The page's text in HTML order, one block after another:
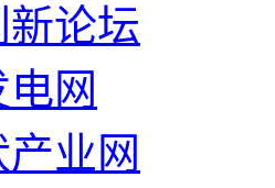
论坛
网
业网